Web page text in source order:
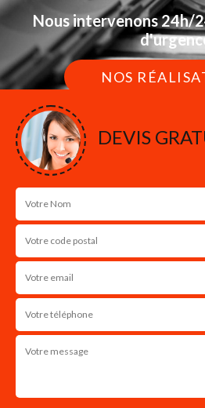
Nous intervenons 24h/
NOS
DEVIS